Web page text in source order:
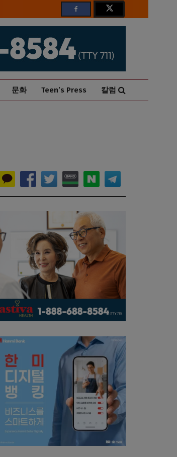
문화 Teen’s Press 칼럼